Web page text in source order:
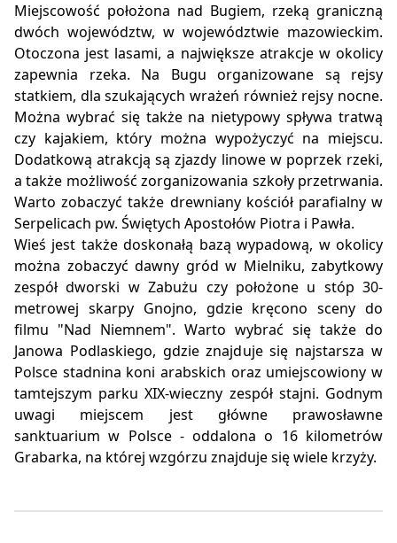
Miejscowość położona nad Bugiem, rzeką graniczną
dwóch województw, w województwie mazowieckim.
Otoczona jest lasami, a największe atrakcje w okolicy
zapewnia rzeka. Na Bugu organizowane są rejsy
statkiem, dla szukających wrażeń również rejsy nocne.
Można wybrać się także na nietypowy spływa tratwą
czy kajakiem, który można wypożyczyć na miejscu.
Dodatkową atrakcją są zjazdy linowe w poprzek rzeki,
a także możliwość zorganizowania szkoły przetrwania.
Warto zobaczyć także drewniany kościół parafialny w
Serpelicach pw. Świętych Apostołów Piotra i Pawła.
Wieś jest także doskonałą bazą wypadową, w okolicy
można zobaczyć dawny gród w Mielniku, zabytkowy
zespół dworski w Zabużu czy położone u stóp 30-
metrowej skarpy Gnojno, gdzie kręcono sceny do
filmu "Nad Niemnem". Warto wybrać się także do
Janowa Podlaskiego, gdzie znajduje się najstarsza w
Polsce stadnina koni arabskich oraz umiejscowiony w
tamtejszym parku XIX-wieczny zespół stajni. Godnym
uwagi miejscem jest główne prawosławne
sanktuarium w Polsce - oddalona o 16 kilometrów
Grabarka, na której wzgórzu znajduje się wiele krzyży.